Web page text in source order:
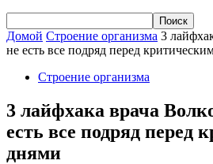
Домой Строение организма 3
не есть все подряд перед
Строение организма
3 лайфхака врача
есть все подряд перед
днями